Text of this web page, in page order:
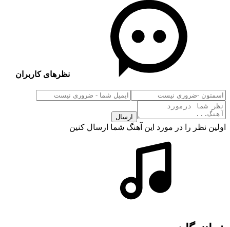
نظرهای کاربران
ارسال
اولین نظر را در مورد این آهنگ شما ارسال کنین